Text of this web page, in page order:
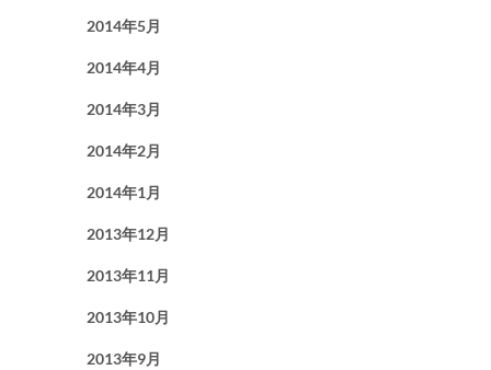
2014年5月
2014年4月
2014年3月
2014年2月
2014年1月
2013年12月
2013年11月
2013年10月
2013年9月